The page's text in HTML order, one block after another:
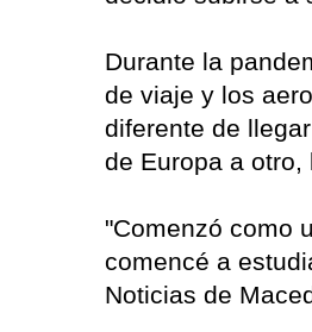
Durante la
de viaje y los
diferente de
de Europa a
"Comenzó como
comencé a
Noticias de